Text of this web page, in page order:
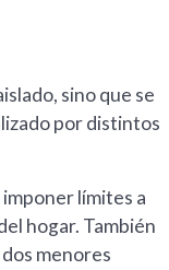
sino que se
por distintos
límites a
hogar. También
menores